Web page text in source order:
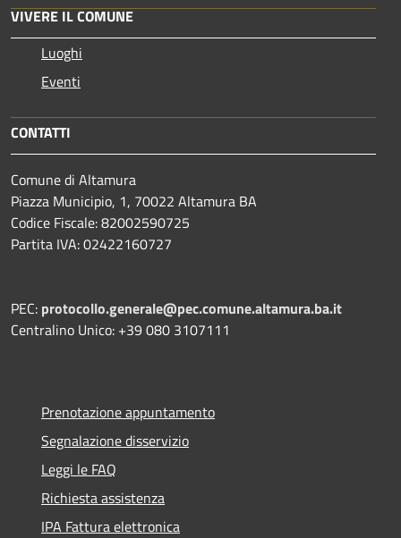
VIVERE IL COMUNE
Luoghi
Eventi
CONTATTI
Comune di Altamura
Piazza Municipio, 1, 70022 Altamura BA
Codice Fiscale: 82002590725
Partita IVA: 02422160727
PEC: protocollo.generale@pec.comune.altamura.ba.it
Centralino Unico: +39 080 3107111
Prenotazione appuntamento
Segnalazione disservizio
Leggi le FAQ
Richiesta assistenza
IPA Fattura elettronica